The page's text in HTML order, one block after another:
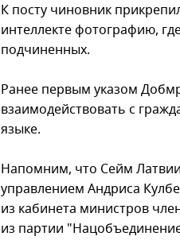
К посту чиновник
интеллекте фотографию,
подчиненных.
Ранее первым указом
взаимодействовать с
языке.
Напомним, что Сейм
управлением Андриса
из кабинета министров
из партии